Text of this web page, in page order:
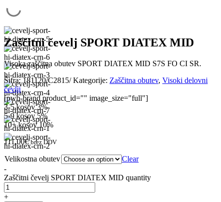
Zaščitni čevelj SPORT DIATEX MID
Visoka zaščitna obutev SPORT DIATEX MID S7S FO CI SR.
Šifra:181120/C2815/Kategorije: Zaščitna obutev, Visoki delovni
čevlji
[pwb-brand product_id="" image_size="full"]
3-5 kosov 3%
5-9 kosov 5%
10+ kosov 10%
111,00€ brez DDV
Velikostna obutev
Clear
-
Zaščitni čevelj SPORT DIATEX MID quantity
+